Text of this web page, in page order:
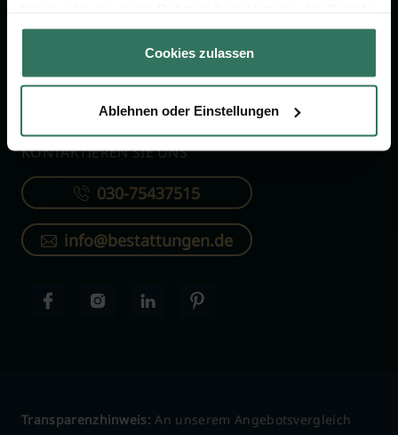
gesammelt haben.
Cookies zulassen
Ablehnen oder Einstellungen
KONTAKTIEREN SIE UNS
030-75437515
info@bestattungen.de
Transparenzhinweis: An unserem Angebotsvergleich